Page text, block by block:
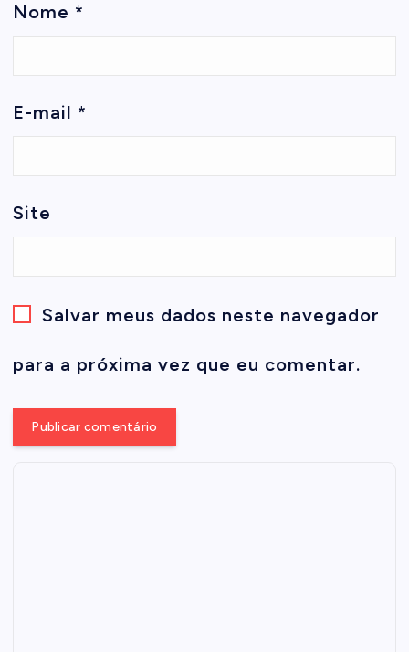
Nome *
E-mail *
Site
Salvar meus dados neste navegador
para a próxima vez que eu comentar.